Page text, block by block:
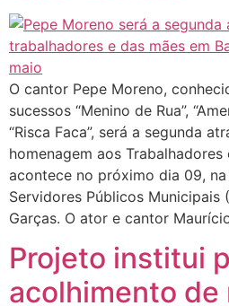
O cantor Pepe Moreno,
sucessos “Menino de Rua”,
“Risca Faca”, será a segunda
homenagem aos Trabalhadores
acontece no próximo dia 09,
Servidores Públicos Municipais
Garças. O ator e cantor
Projeto institui
acolhimento de